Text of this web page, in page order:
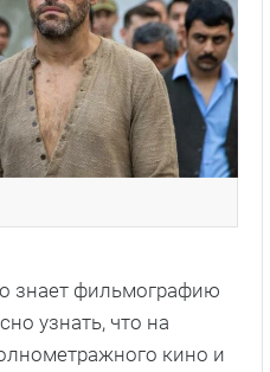
знает фильмографию
узнать, что на
кино и